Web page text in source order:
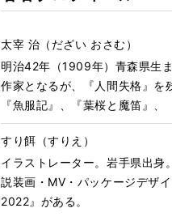
太宰 治（だざい おさむ）
明治42年（1909年）青森県生
作家となるが、『人間失格』を
『魚服記』、『葉桜と魔笛』、
すり餌（すりえ）
イラストレーター。岩手県出
説装画・MV・パッケージデザ
2022』がある。